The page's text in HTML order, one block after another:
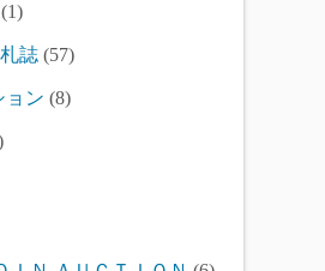
(1)
誌 (57)
ョン (8)